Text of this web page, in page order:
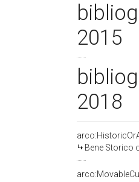
2015
2018
Bene Storico